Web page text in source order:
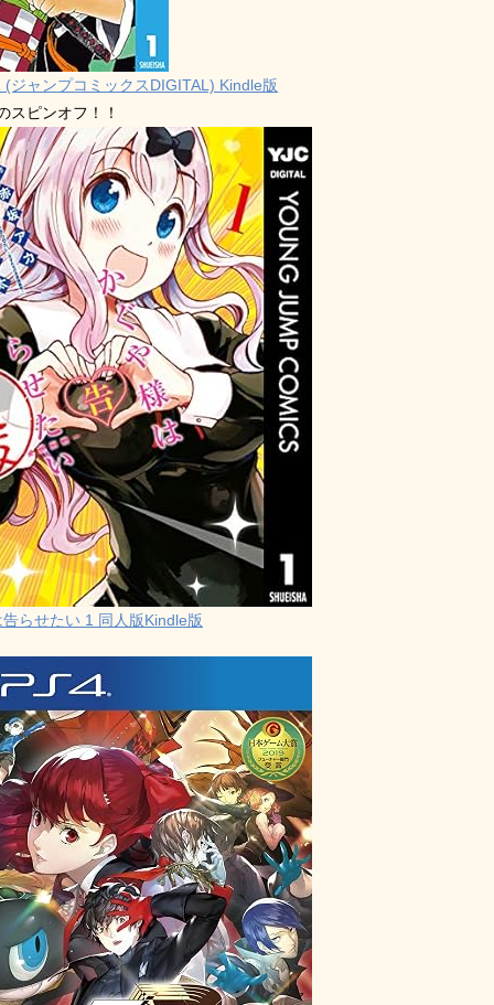
(ジャンプコミックスDIGITAL) Kindle版
スピンオフ！！
らせたい 1 同人版Kindle版